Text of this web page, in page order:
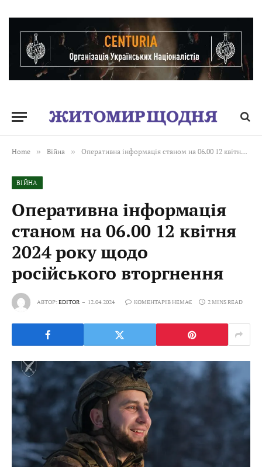
Home » Війна » Оперативна інформація станом на 06.00 12 квітня 2024 року щодо російського вторгнення
ВІЙНА
Оперативна інформація
станом на 06.00 12 квітня
2024 року щодо
російського вторгнення
АВТОР:EDITOR 12.04.2024 КОМЕНТАРІВ НЕМАЄ 2 MINS READ